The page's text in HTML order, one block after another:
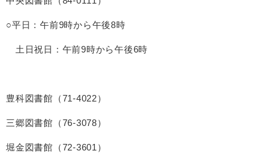
○平日：午前9時から午後8時
土日祝日：午前9時から午後6時
豊科図書館（71-4022）
三郷図書館（76-3078）
堀金図書館（72-3601）